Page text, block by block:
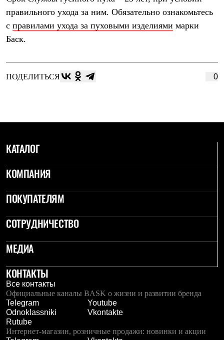
Рукавицы
Носки
Полезные аксессуары
Шевроны
Опушки
Термоковрики
PEAK
BASK kids
BASK juno
ИДЁМ В ПОХОД
Каталог дилеров
Компания
Баск сегодня
История
Производство
Баск в вашем городе
Технологии
Команда Баск
Сотрудничество
Дилерам
Стать дилером
Корпоративным клиентам
Услуги
правильного ухода за ним. Обязательно ознакомьтесь
с правилами ухода за пуховыми изделиями марки
Баск.
ПОДЕЛИТЬСЯ 0
КАТАЛОГ
КОМПАНИЯ
ПОКУПАТЕЛЯМ
СОТРУДНИЧЕСТВО
МЕДИА
КОНТАКТЫ
Все контакты
Официальные каналы BASK о жизни и развитии бренда
Telegram
Youtube
Odnoklassniki
Vkontakte
Rutube
Интернет-магазин, розничные продажи: новинки и акции